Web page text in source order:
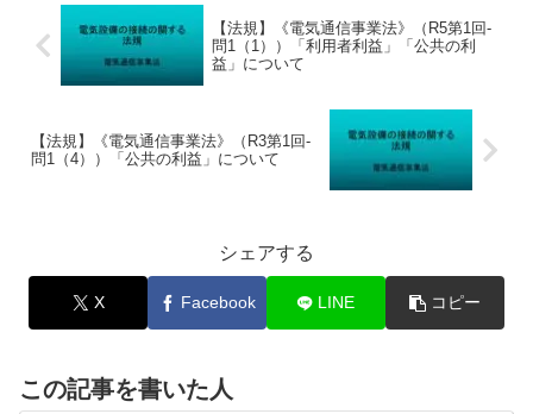
【法規】《電気通信事業法》（R5第1回-
問1（1））「利用者利益」「公共の利
益」について
【法規】《電気通信事業法》（R3第1回-
問1（4））「公共の利益」について
シェアする
X Facebook LINE コピー
この記事を書いた人